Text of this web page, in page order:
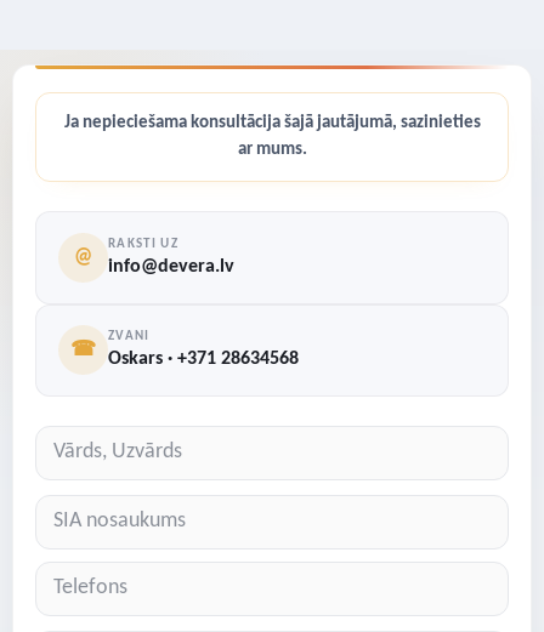
Ja nepieciešama konsultācija šajā jautājumā, sazinieties
ar mums.
@
RAKSTI UZ
info@devera.lv
☎
ZVANI
Oskars · +371 28634568